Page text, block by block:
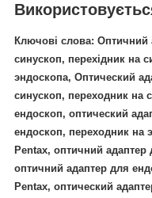
Ключові слова: Оптичний
синускоп, перехідник на
эндоскопа, Оптический
синускоп, переходник на
ендоскоп, оптический
ендоскоп, переходник на
Pentax, оптичний адаптер
оптичний адаптер для
Pentax, оптический